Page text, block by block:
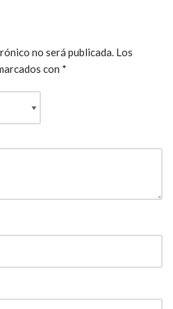
no será publicada. Los
con *